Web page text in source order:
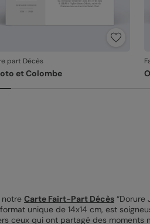
part Décès
et Colombe
notre Carte Fairt-Part Décès“Dorure
unique de 14x14 cm, est
ceux qui ont partagé des